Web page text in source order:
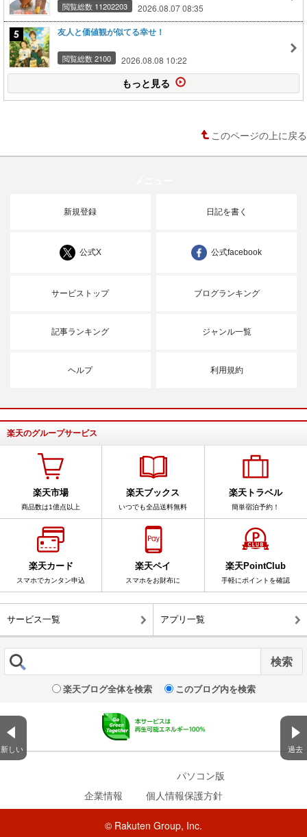
新しい 過去
閲覧総数 11202203 2026.08.07 08:35
友人と価値観が似てる幸せ！
閲覧総数 2100 2026.08.08 10:22
もっと見る
このページの上に戻る
新規登録 日記を書く
公式X 公式facebook
サービストップ ブログランキング
記事ランキング ジャンル一覧
ヘルプ 利用規約
楽天のグループサービス
楽天市場
商品数は1億点以上
楽天ブックス
いつでも全品送料無料
楽天トラベル
簡単宿泊予約！
楽天カード
スマホでカンタン申込
楽天ペイ
スマホをお財布に
楽天PointClub
手軽にポイントを確認
サービス一覧 アプリ一覧
楽天ブログ全体を検索 このブログ内を検索
パソコン版
企業情報
個人情報保護方針
© Rakuten Group, Inc.